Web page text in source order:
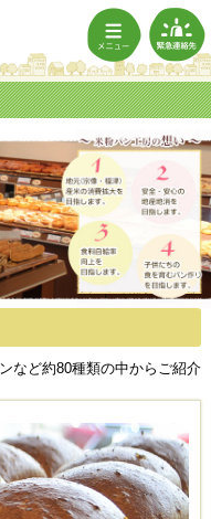
など約80種類の中からご紹介